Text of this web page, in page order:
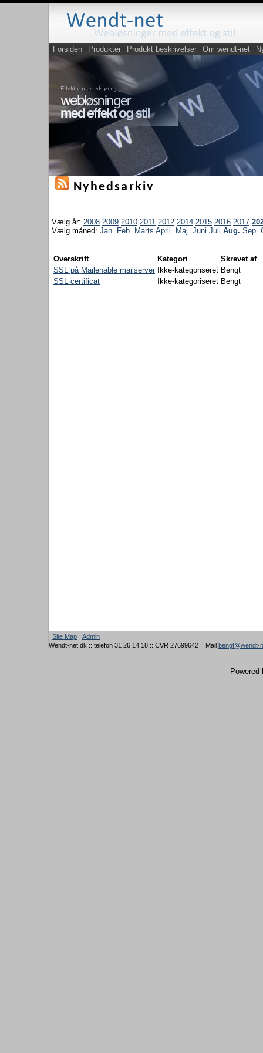
Forsiden Produkter Produkt beskrivelser Om wendt-net
Nyhedsarkiv
Vælg år: 2008 2009 2010 2011 2012 2014 2015 2016 2017
Vælg måned: Jan. Feb. Marts April. Maj. Juni Juli Aug. Sep.
Overskrift Kategori
Skrevet
SSL på Mailenable mailserver
Ikke-kategoriseret Bengt
SSL certificat
Ikke-kategoriseret Bengt
Site Map
Admin
Wendt-net.dk :: telefon 31 26 14 18 :: CVR 27699642 :: Mail bengt@wendt-